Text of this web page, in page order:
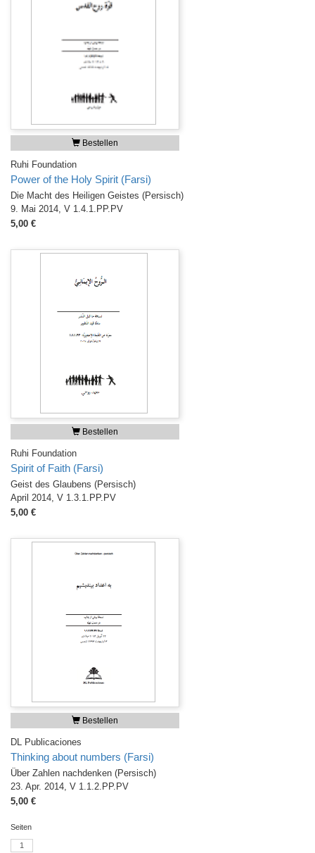
Bestellen
Ruhi Foundation
Power of the Holy Spirit (Farsi)
Die Macht des Heiligen Geistes (Persisch)
9. Mai 2014, V 1.4.1.PP.PV
5,00 €
Bestellen
Ruhi Foundation
Spirit of Faith (Farsi)
Geist des Glaubens (Persisch)
April 2014, V 1.3.1.PP.PV
5,00 €
Bestellen
DL Publicaciones
Thinking about numbers (Farsi)
Über Zahlen nachdenken (Persisch)
23. Apr. 2014, V 1.1.2.PP.PV
5,00 €
Seiten
1